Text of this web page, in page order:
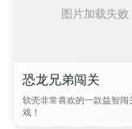
恐龙兄弟闯关
软壳非常喜欢的一款益智闯
戏！